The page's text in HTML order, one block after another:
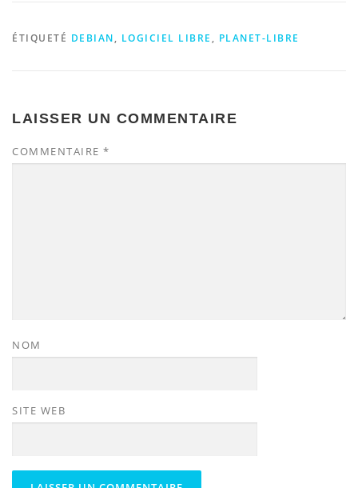
ÉTIQUETÉ DEBIAN, LOGICIEL LIBRE , PLANET-LIBRE
LAISSER UN COMMENTAIRE
COMMENTAIRE *
NOM
SITE WEB